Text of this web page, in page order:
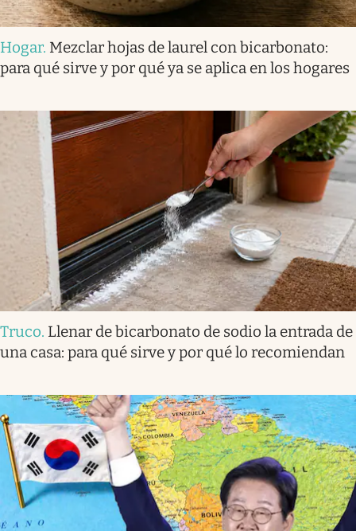
Hogar. Mezclar hojas de laurel con bicarbonato:
para qué sirve y por qué ya se aplica en los hogares
Truco. Llenar de bicarbonato de sodio la entrada de
una casa: para qué sirve y por qué lo recomiendan